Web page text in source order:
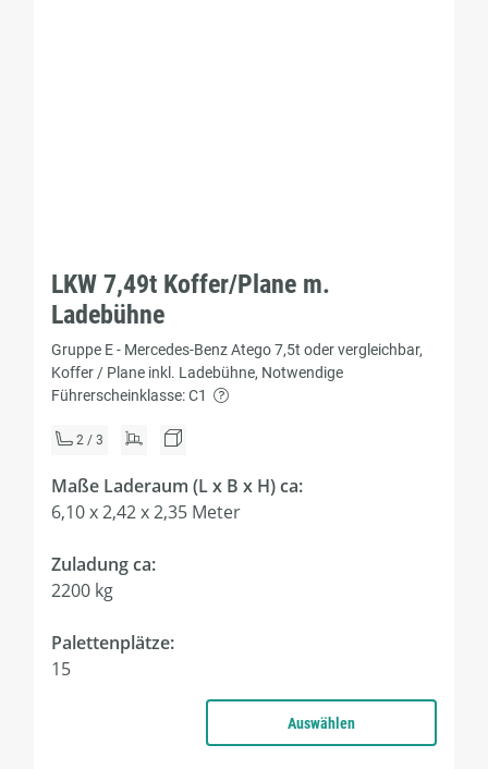
LKW 7,49t Koffer/Plane m.
Ladebühne
Gruppe E - Mercedes-Benz Atego 7,5t oder vergleichbar,
Koffer / Plane inkl. Ladebühne, Notwendige
Führerscheinklasse: C1
2 / 3
Maße Laderaum (L x B x H) ca:
6,10 x 2,42 x 2,35 Meter
Zuladung ca:
2200 kg
Palettenplätze:
15
Auswählen